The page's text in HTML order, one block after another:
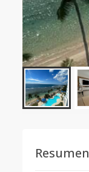
Resumen